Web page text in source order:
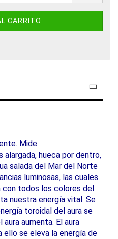
Mide
alargada, hueca por dentro,
salada del Mar del Norte
luminosas, las cuales
con todos los colores del
nuestra energía vital. Se
toroidal del aura se
aumenta. El aura
ello se eleva la energía de